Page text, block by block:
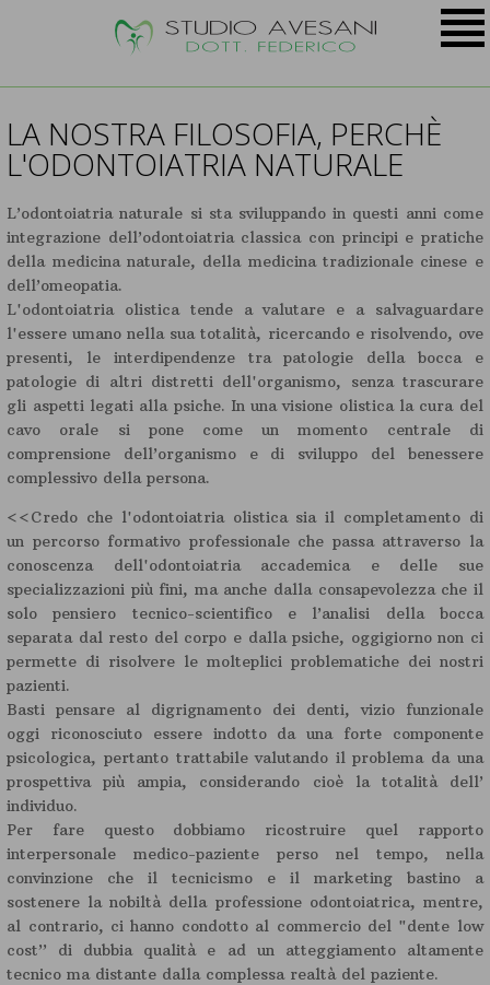
LA NOSTRA FILOSOFIA, PERCHÈ
L'ODONTOIATRIA NATURALE
L’odontoiatria naturale si sta sviluppando in questi anni come
integrazione dell’odontoiatria classica con principi e pratiche
della medicina naturale, della medicina tradizionale cinese e
dell’omeopatia.
L'odontoiatria olistica tende a valutare e a salvaguardare
l'essere umano nella sua totalità, ricercando e risolvendo, ove
presenti, le interdipendenze tra patologie della bocca e
patologie di altri distretti dell'organismo, senza trascurare
gli aspetti legati alla psiche. In una visione olistica la cura del
cavo orale si pone come un momento centrale di
comprensione dell’organismo e di sviluppo del benessere
complessivo della persona.
<<Credo che l'odontoiatria olistica sia il completamento di
un percorso formativo professionale che passa attraverso la
conoscenza dell'odontoiatria accademica e delle sue
specializzazioni più fini, ma anche dalla consapevolezza che il
solo pensiero tecnico-scientifico e l’analisi della bocca
separata dal resto del corpo e dalla psiche, oggigiorno non ci
permette di risolvere le molteplici problematiche dei nostri
pazienti.
Basti pensare al digrignamento dei denti, vizio funzionale
oggi riconosciuto essere indotto da una forte componente
psicologica, pertanto trattabile valutando il problema da una
prospettiva più ampia, considerando cioè la totalità dell’
individuo.
Per fare questo dobbiamo ricostruire quel rapporto
interpersonale medico-paziente perso nel tempo, nella
convinzione che il tecnicismo e il marketing bastino a
sostenere la nobiltà della professione odontoiatrica, mentre,
al contrario, ci hanno condotto al commercio del "dente low
cost” di dubbia qualità e ad un atteggiamento altamente
tecnico ma distante dalla complessa realtà del paziente.